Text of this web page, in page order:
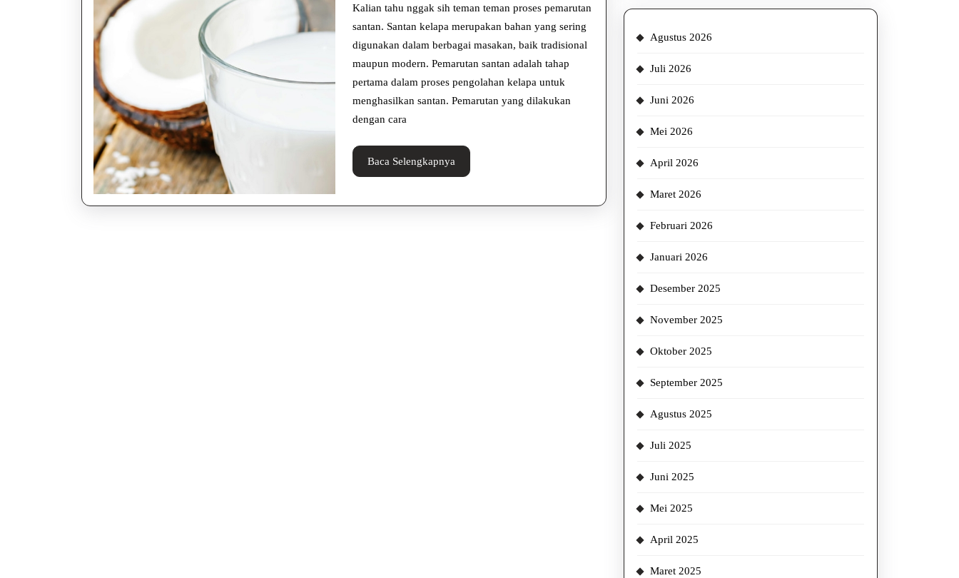
Tepat
dan
Efisien
Kalian tahu nggak sih teman teman proses pemarutan
santan. Santan kelapa merupakan bahan yang sering
digunakan dalam berbagai masakan, baik tradisional
maupun modern. Pemarutan santan adalah tahap
pertama dalam proses pengolahan kelapa untuk
menghasilkan santan. Pemarutan yang dilakukan
dengan cara
Baca Selengkapnya
Selengkapnya
Agustus 2026
Juli 2026
Juni 2026
Mei 2026
April 2026
Maret 2026
Februari 2026
Januari 2026
Desember 2025
November 2025
Oktober 2025
September 2025
Agustus 2025
Juli 2025
Juni 2025
Mei 2025
April 2025
Maret 2025